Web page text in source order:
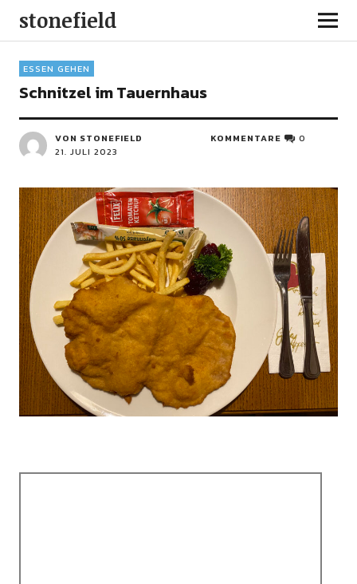
stonefield
ESSEN GEHEN
Schnitzel im Tauernhaus
VON STONEFIELD
21. JULI 2023
KOMMENTARE 0